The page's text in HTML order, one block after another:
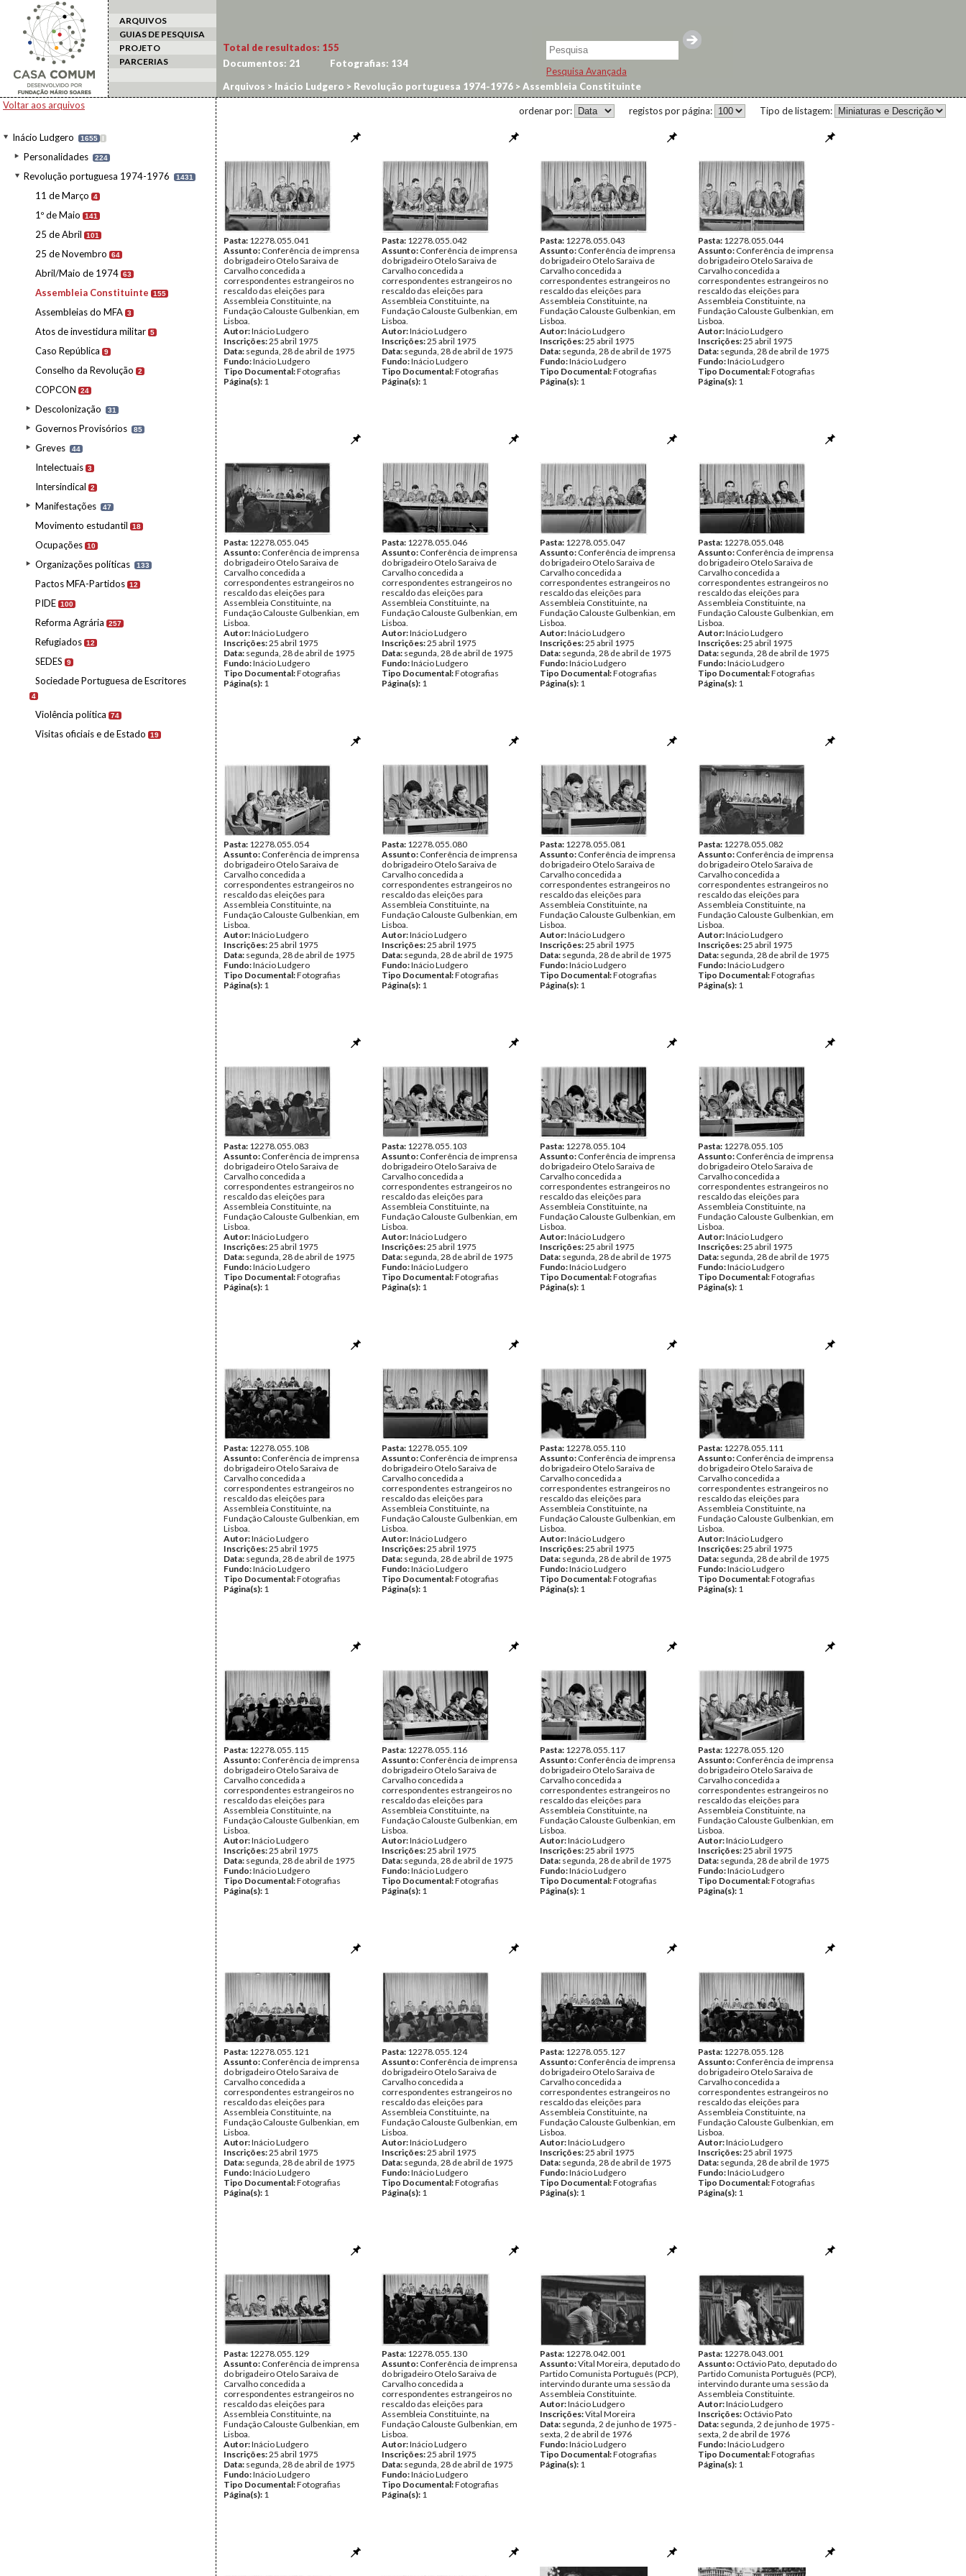
ARQUIVOS
GUIAS DE PESQUISA
PROJETO
PARCERIAS
Pesquisa Avançada
Voltar aos arquivos
Inácio Ludgero 1655 I
Personalidades 224
Revolução portuguesa 1974-1976 1431
11 de Março 4
1º de Maio 141
25 de Abril 101
25 de Novembro 64
Abril/Maio de 1974 63
Assembleia Constituinte 155
Assembleias do MFA 3
Atos de investidura militar 5
Caso República 9
Conselho da Revolução 2
COPCON 24
Descolonização 31
Governos Provisórios 85
Greves 44
Intelectuais 3
Intersindical 2
Manifestações 47
Movimento estudantil 18
Ocupações 10
Organizações políticas 133
Pactos MFA-Partidos 12
PIDE 100
Reforma Agrária 257
Refugiados 12
SEDES 9
Sociedade Portuguesa de Escritores
4
Violência política 74
Visitas oficiais e de Estado 19
Total de resultados: 155
Documentos: 21 Fotografias: 134
Arquivos > Inácio Ludgero > Revolução portuguesa 1974-1976 >Assembleia Constituinte
Tipo de listagem:
registos por página:
ordenar por:
Pasta: 12278.055.041
Assunto: Conferência de imprensa
do brigadeiro Otelo Saraiva de
Carvalho concedida a
correspondentes estrangeiros no
rescaldo das eleições para
Assembleia Constituinte, na
Fundação Calouste Gulbenkian, em
Lisboa.
Autor:Inácio Ludgero
Inscrições:25 abril 1975
Data: segunda, 28 de abril de 1975
Fundo:Inácio Ludgero
Tipo Documental:Fotografias
Página(s): 1
Pasta: 12278.055.042
Assunto: Conferência de imprensa
do brigadeiro Otelo Saraiva de
Carvalho concedida a
correspondentes estrangeiros no
rescaldo das eleições para
Assembleia Constituinte, na
Fundação Calouste Gulbenkian, em
Lisboa.
Autor:Inácio Ludgero
Inscrições:25 abril 1975
Data: segunda, 28 de abril de 1975
Fundo:Inácio Ludgero
Tipo Documental:Fotografias
Página(s): 1
Pasta: 12278.055.043
Assunto: Conferência de imprensa
do brigadeiro Otelo Saraiva de
Carvalho concedida a
correspondentes estrangeiros no
rescaldo das eleições para
Assembleia Constituinte, na
Fundação Calouste Gulbenkian, em
Lisboa.
Autor:Inácio Ludgero
Inscrições:25 abril 1975
Data: segunda, 28 de abril de 1975
Fundo:Inácio Ludgero
Tipo Documental:Fotografias
Página(s): 1
Pasta: 12278.055.044
Assunto: Conferência de imprensa
do brigadeiro Otelo Saraiva de
Carvalho concedida a
correspondentes estrangeiros no
rescaldo das eleições para
Assembleia Constituinte, na
Fundação Calouste Gulbenkian, em
Lisboa.
Autor:Inácio Ludgero
Inscrições:25 abril 1975
Data: segunda, 28 de abril de 1975
Fundo:Inácio Ludgero
Tipo Documental:Fotografias
Página(s): 1
Pasta: 12278.055.045
Assunto: Conferência de imprensa
do brigadeiro Otelo Saraiva de
Carvalho concedida a
correspondentes estrangeiros no
rescaldo das eleições para
Assembleia Constituinte, na
Fundação Calouste Gulbenkian, em
Lisboa.
Autor:Inácio Ludgero
Inscrições:25 abril 1975
Data: segunda, 28 de abril de 1975
Fundo:Inácio Ludgero
Tipo Documental:Fotografias
Página(s): 1
Pasta: 12278.055.046
Assunto: Conferência de imprensa
do brigadeiro Otelo Saraiva de
Carvalho concedida a
correspondentes estrangeiros no
rescaldo das eleições para
Assembleia Constituinte, na
Fundação Calouste Gulbenkian, em
Lisboa.
Autor:Inácio Ludgero
Inscrições:25 abril 1975
Data: segunda, 28 de abril de 1975
Fundo:Inácio Ludgero
Tipo Documental:Fotografias
Página(s): 1
Pasta: 12278.055.047
Assunto: Conferência de imprensa
do brigadeiro Otelo Saraiva de
Carvalho concedida a
correspondentes estrangeiros no
rescaldo das eleições para
Assembleia Constituinte, na
Fundação Calouste Gulbenkian, em
Lisboa.
Autor:Inácio Ludgero
Inscrições:25 abril 1975
Data: segunda, 28 de abril de 1975
Fundo:Inácio Ludgero
Tipo Documental:Fotografias
Página(s): 1
Pasta: 12278.055.048
Assunto: Conferência de imprensa
do brigadeiro Otelo Saraiva de
Carvalho concedida a
correspondentes estrangeiros no
rescaldo das eleições para
Assembleia Constituinte, na
Fundação Calouste Gulbenkian, em
Lisboa.
Autor:Inácio Ludgero
Inscrições:25 abril 1975
Data: segunda, 28 de abril de 1975
Fundo:Inácio Ludgero
Tipo Documental:Fotografias
Página(s): 1
Pasta: 12278.055.054
Assunto: Conferência de imprensa
do brigadeiro Otelo Saraiva de
Carvalho concedida a
correspondentes estrangeiros no
rescaldo das eleições para
Assembleia Constituinte, na
Fundação Calouste Gulbenkian, em
Lisboa.
Autor:Inácio Ludgero
Inscrições:25 abril 1975
Data: segunda, 28 de abril de 1975
Fundo:Inácio Ludgero
Tipo Documental:Fotografias
Página(s): 1
Pasta: 12278.055.080
Assunto: Conferência de imprensa
do brigadeiro Otelo Saraiva de
Carvalho concedida a
correspondentes estrangeiros no
rescaldo das eleições para
Assembleia Constituinte, na
Fundação Calouste Gulbenkian, em
Lisboa.
Autor:Inácio Ludgero
Inscrições:25 abril 1975
Data: segunda, 28 de abril de 1975
Fundo:Inácio Ludgero
Tipo Documental:Fotografias
Página(s): 1
Pasta: 12278.055.081
Assunto: Conferência de imprensa
do brigadeiro Otelo Saraiva de
Carvalho concedida a
correspondentes estrangeiros no
rescaldo das eleições para
Assembleia Constituinte, na
Fundação Calouste Gulbenkian, em
Lisboa.
Autor:Inácio Ludgero
Inscrições:25 abril 1975
Data: segunda, 28 de abril de 1975
Fundo:Inácio Ludgero
Tipo Documental:Fotografias
Página(s): 1
Pasta: 12278.055.082
Assunto: Conferência de imprensa
do brigadeiro Otelo Saraiva de
Carvalho concedida a
correspondentes estrangeiros no
rescaldo das eleições para
Assembleia Constituinte, na
Fundação Calouste Gulbenkian, em
Lisboa.
Autor:Inácio Ludgero
Inscrições:25 abril 1975
Data: segunda, 28 de abril de 1975
Fundo:Inácio Ludgero
Tipo Documental:Fotografias
Página(s): 1
Pasta: 12278.055.083
Assunto: Conferência de imprensa
do brigadeiro Otelo Saraiva de
Carvalho concedida a
correspondentes estrangeiros no
rescaldo das eleições para
Assembleia Constituinte, na
Fundação Calouste Gulbenkian, em
Lisboa.
Autor:Inácio Ludgero
Inscrições:25 abril 1975
Data: segunda, 28 de abril de 1975
Fundo:Inácio Ludgero
Tipo Documental:Fotografias
Página(s): 1
Pasta: 12278.055.103
Assunto: Conferência de imprensa
do brigadeiro Otelo Saraiva de
Carvalho concedida a
correspondentes estrangeiros no
rescaldo das eleições para
Assembleia Constituinte, na
Fundação Calouste Gulbenkian, em
Lisboa.
Autor:Inácio Ludgero
Inscrições:25 abril 1975
Data: segunda, 28 de abril de 1975
Fundo:Inácio Ludgero
Tipo Documental:Fotografias
Página(s): 1
Pasta: 12278.055.104
Assunto: Conferência de imprensa
do brigadeiro Otelo Saraiva de
Carvalho concedida a
correspondentes estrangeiros no
rescaldo das eleições para
Assembleia Constituinte, na
Fundação Calouste Gulbenkian, em
Lisboa.
Autor:Inácio Ludgero
Inscrições:25 abril 1975
Data: segunda, 28 de abril de 1975
Fundo:Inácio Ludgero
Tipo Documental:Fotografias
Página(s): 1
Pasta: 12278.055.105
Assunto: Conferência de imprensa
do brigadeiro Otelo Saraiva de
Carvalho concedida a
correspondentes estrangeiros no
rescaldo das eleições para
Assembleia Constituinte, na
Fundação Calouste Gulbenkian, em
Lisboa.
Autor:Inácio Ludgero
Inscrições:25 abril 1975
Data: segunda, 28 de abril de 1975
Fundo:Inácio Ludgero
Tipo Documental:Fotografias
Página(s): 1
Pasta: 12278.055.108
Assunto: Conferência de imprensa
do brigadeiro Otelo Saraiva de
Carvalho concedida a
correspondentes estrangeiros no
rescaldo das eleições para
Assembleia Constituinte, na
Fundação Calouste Gulbenkian, em
Lisboa.
Autor:Inácio Ludgero
Inscrições:25 abril 1975
Data: segunda, 28 de abril de 1975
Fundo:Inácio Ludgero
Tipo Documental:Fotografias
Página(s): 1
Pasta: 12278.055.109
Assunto: Conferência de imprensa
do brigadeiro Otelo Saraiva de
Carvalho concedida a
correspondentes estrangeiros no
rescaldo das eleições para
Assembleia Constituinte, na
Fundação Calouste Gulbenkian, em
Lisboa.
Autor:Inácio Ludgero
Inscrições:25 abril 1975
Data: segunda, 28 de abril de 1975
Fundo:Inácio Ludgero
Tipo Documental:Fotografias
Página(s): 1
Pasta: 12278.055.110
Assunto: Conferência de imprensa
do brigadeiro Otelo Saraiva de
Carvalho concedida a
correspondentes estrangeiros no
rescaldo das eleições para
Assembleia Constituinte, na
Fundação Calouste Gulbenkian, em
Lisboa.
Autor:Inácio Ludgero
Inscrições:25 abril 1975
Data: segunda, 28 de abril de 1975
Fundo:Inácio Ludgero
Tipo Documental:Fotografias
Página(s): 1
Pasta: 12278.055.111
Assunto: Conferência de imprensa
do brigadeiro Otelo Saraiva de
Carvalho concedida a
correspondentes estrangeiros no
rescaldo das eleições para
Assembleia Constituinte, na
Fundação Calouste Gulbenkian, em
Lisboa.
Autor:Inácio Ludgero
Inscrições:25 abril 1975
Data: segunda, 28 de abril de 1975
Fundo:Inácio Ludgero
Tipo Documental:Fotografias
Página(s): 1
Pasta: 12278.055.115
Assunto: Conferência de imprensa
do brigadeiro Otelo Saraiva de
Carvalho concedida a
correspondentes estrangeiros no
rescaldo das eleições para
Assembleia Constituinte, na
Fundação Calouste Gulbenkian, em
Lisboa.
Autor:Inácio Ludgero
Inscrições:25 abril 1975
Data: segunda, 28 de abril de 1975
Fundo:Inácio Ludgero
Tipo Documental:Fotografias
Página(s): 1
Pasta: 12278.055.116
Assunto: Conferência de imprensa
do brigadeiro Otelo Saraiva de
Carvalho concedida a
correspondentes estrangeiros no
rescaldo das eleições para
Assembleia Constituinte, na
Fundação Calouste Gulbenkian, em
Lisboa.
Autor:Inácio Ludgero
Inscrições:25 abril 1975
Data: segunda, 28 de abril de 1975
Fundo:Inácio Ludgero
Tipo Documental:Fotografias
Página(s): 1
Pasta: 12278.055.117
Assunto: Conferência de imprensa
do brigadeiro Otelo Saraiva de
Carvalho concedida a
correspondentes estrangeiros no
rescaldo das eleições para
Assembleia Constituinte, na
Fundação Calouste Gulbenkian, em
Lisboa.
Autor:Inácio Ludgero
Inscrições:25 abril 1975
Data: segunda, 28 de abril de 1975
Fundo:Inácio Ludgero
Tipo Documental:Fotografias
Página(s): 1
Pasta: 12278.055.120
Assunto: Conferência de imprensa
do brigadeiro Otelo Saraiva de
Carvalho concedida a
correspondentes estrangeiros no
rescaldo das eleições para
Assembleia Constituinte, na
Fundação Calouste Gulbenkian, em
Lisboa.
Autor:Inácio Ludgero
Inscrições:25 abril 1975
Data: segunda, 28 de abril de 1975
Fundo:Inácio Ludgero
Tipo Documental:Fotografias
Página(s): 1
Pasta: 12278.055.121
Assunto: Conferência de imprensa
do brigadeiro Otelo Saraiva de
Carvalho concedida a
correspondentes estrangeiros no
rescaldo das eleições para
Assembleia Constituinte, na
Fundação Calouste Gulbenkian, em
Lisboa.
Autor:Inácio Ludgero
Inscrições:25 abril 1975
Data: segunda, 28 de abril de 1975
Fundo:Inácio Ludgero
Tipo Documental:Fotografias
Página(s): 1
Pasta: 12278.055.124
Assunto: Conferência de imprensa
do brigadeiro Otelo Saraiva de
Carvalho concedida a
correspondentes estrangeiros no
rescaldo das eleições para
Assembleia Constituinte, na
Fundação Calouste Gulbenkian, em
Lisboa.
Autor:Inácio Ludgero
Inscrições:25 abril 1975
Data: segunda, 28 de abril de 1975
Fundo:Inácio Ludgero
Tipo Documental:Fotografias
Página(s): 1
Pasta: 12278.055.127
Assunto: Conferência de imprensa
do brigadeiro Otelo Saraiva de
Carvalho concedida a
correspondentes estrangeiros no
rescaldo das eleições para
Assembleia Constituinte, na
Fundação Calouste Gulbenkian, em
Lisboa.
Autor:Inácio Ludgero
Inscrições:25 abril 1975
Data: segunda, 28 de abril de 1975
Fundo:Inácio Ludgero
Tipo Documental:Fotografias
Página(s): 1
Pasta: 12278.055.128
Assunto: Conferência de imprensa
do brigadeiro Otelo Saraiva de
Carvalho concedida a
correspondentes estrangeiros no
rescaldo das eleições para
Assembleia Constituinte, na
Fundação Calouste Gulbenkian, em
Lisboa.
Autor:Inácio Ludgero
Inscrições:25 abril 1975
Data: segunda, 28 de abril de 1975
Fundo:Inácio Ludgero
Tipo Documental:Fotografias
Página(s): 1
Pasta: 12278.055.129
Assunto: Conferência de imprensa
do brigadeiro Otelo Saraiva de
Carvalho concedida a
correspondentes estrangeiros no
rescaldo das eleições para
Assembleia Constituinte, na
Fundação Calouste Gulbenkian, em
Lisboa.
Autor:Inácio Ludgero
Inscrições:25 abril 1975
Data: segunda, 28 de abril de 1975
Fundo:Inácio Ludgero
Tipo Documental:Fotografias
Página(s): 1
Pasta: 12278.055.130
Assunto: Conferência de imprensa
do brigadeiro Otelo Saraiva de
Carvalho concedida a
correspondentes estrangeiros no
rescaldo das eleições para
Assembleia Constituinte, na
Fundação Calouste Gulbenkian, em
Lisboa.
Autor:Inácio Ludgero
Inscrições:25 abril 1975
Data: segunda, 28 de abril de 1975
Fundo:Inácio Ludgero
Tipo Documental:Fotografias
Página(s): 1
Pasta: 12278.042.001
Assunto:Vital Moreira, deputado do
Partido Comunista Português (PCP),
intervindo durante uma sessão da
Assembleia Constituinte.
Autor:Inácio Ludgero
Inscrições:Vital Moreira
Data: segunda, 2 de junho de 1975 -
sexta, 2 de abril de 1976
Fundo:Inácio Ludgero
Tipo Documental:Fotografias
Página(s): 1
Pasta: 12278.043.001
Assunto: Octávio Pato, deputado do
Partido Comunista Português (PCP),
intervindo durante uma sessão da
Assembleia Constituinte.
Autor:Inácio Ludgero
Inscrições: Octávio Pato
Data: segunda, 2 de junho de 1975 -
sexta, 2 de abril de 1976
Fundo:Inácio Ludgero
Tipo Documental:Fotografias
Página(s): 1